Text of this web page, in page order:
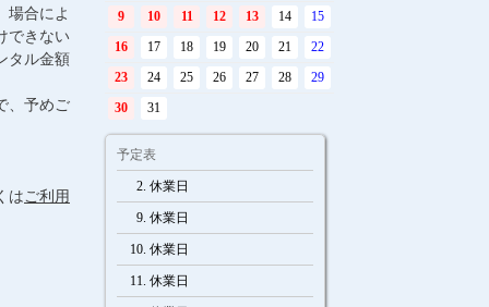
場合によ
できない
タル金額
、予めご
はご利用